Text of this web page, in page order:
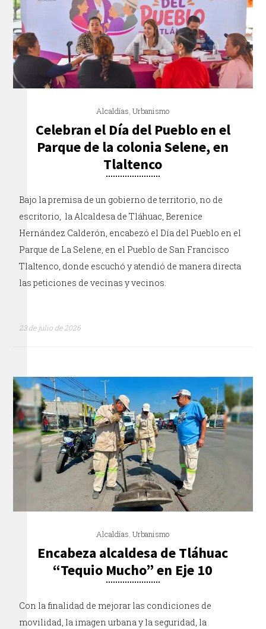
Alcaldías,Urbanismo
Celebran el Día del Pueblo en el
Parque de la colonia Selene, en
Tlaltenco
Bajo la premisa de un gobierno de territorio, no de
escritorio, la Alcaldesa de Tláhuac, Berenice
Hernández Calderón, encabezó el Día del Pueblo en el
Parque de La Selene, en el Pueblo de San Francisco
Tlaltenco, donde escuchó y atendió de manera directa
las peticiones de vecinas y vecinos.
23 de julio de 2026
Alcaldías,Urbanismo
Encabeza alcaldesa de Tláhuac
“Tequio Mucho” en Eje 10
Con la finalidad de mejorar las condiciones de
movilidad, la imagen urbana y la seguridad, la